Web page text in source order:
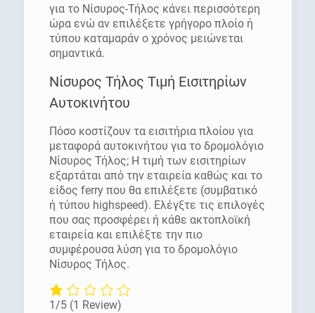
για το Νίσυρος-Τήλος κάνει περισσότερη
ώρα ενώ αν επιλέξετε γρήγορο πλοίο ή
τύπου καταμαράν ο χρόνος μειώνεται
σημαντικά.
Νίσυρος Τήλος Τιμή Εισιτηρίων
Αυτοκινήτου
Πόσο κοστίζουν τα εισιτήρια πλοίου για
μεταφορά αυτοκινήτου για το δρομολόγιο
Νίσυρος Τήλος; Η τιμή των εισιτηρίων
εξαρτάται από την εταιρεία καθώς και το
είδος ferry που θα επιλέξετε (συμβατικό
ή τύπου highspeed). Ελέγξτε τις επιλογές
που σας προσφέρει ή κάθε ακτοπλοϊκή
εταιρεία και επιλέξτε την πιο
συμφέρουσα λύση για το δρομολόγιο
Νίσυρος Τήλος.
1/5 (1 Review)